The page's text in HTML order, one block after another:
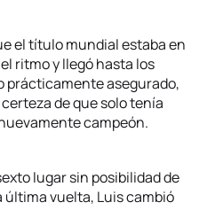
el título mundial estaba en
ritmo y llegó hasta los
prácticamente asegurado,
de que solo tenía
campeón.
lugar sin posibilidad de
última vuelta, Luis cambió